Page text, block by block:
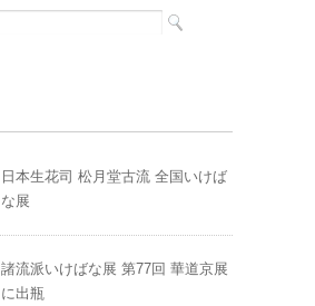
日本生花司 松月堂古流 全国いけば
な展
諸流派いけばな展 第77回 華道京展
に出瓶